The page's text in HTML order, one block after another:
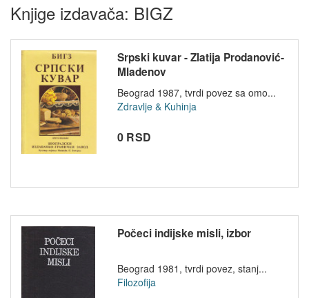
Knjige izdavača: BIGZ
Srpski kuvar - Zlatija Prodanović-
Mladenov
Beograd 1987, tvrdi povez sa omo...
Zdravlje & Kuhinja
0 RSD
Počeci indijske misli, izbor
Beograd 1981, tvrdi povez, stanj...
Filozofija